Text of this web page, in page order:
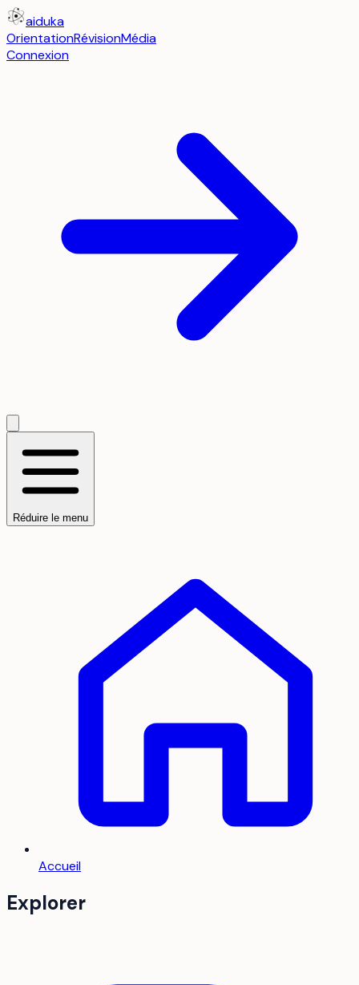
aiduka
OrientationRévisionMédia
Connexion
Réduire le menu
Accueil
Explorer